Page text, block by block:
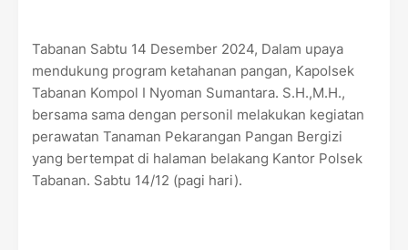
Tabanan Sabtu 14 Desember 2024, Dalam upaya
mendukung program ketahanan pangan, Kapolsek
Tabanan Kompol I Nyoman Sumantara. S.H.,M.H.,
bersama sama dengan personil melakukan kegiatan
perawatan Tanaman Pekarangan Pangan Bergizi
yang bertempat di halaman belakang Kantor Polsek
Tabanan. Sabtu 14/12 (pagi hari).